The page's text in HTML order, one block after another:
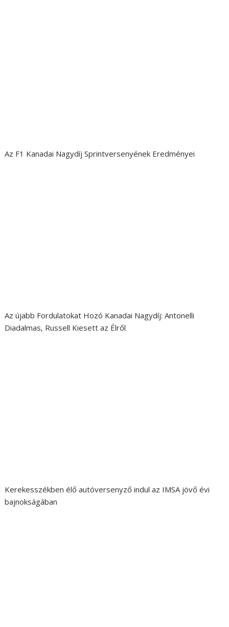
Az F1 Kanadai Nagydíj Sprintversenyének Eredményei
Az újabb Fordulatokat Hozó Kanadai Nagydíj: Antonelli
Diadalmas, Russell Kiesett az Élről
Kerekesszékben élő autóversenyző indul az IMSA jövő évi
bajnokságában